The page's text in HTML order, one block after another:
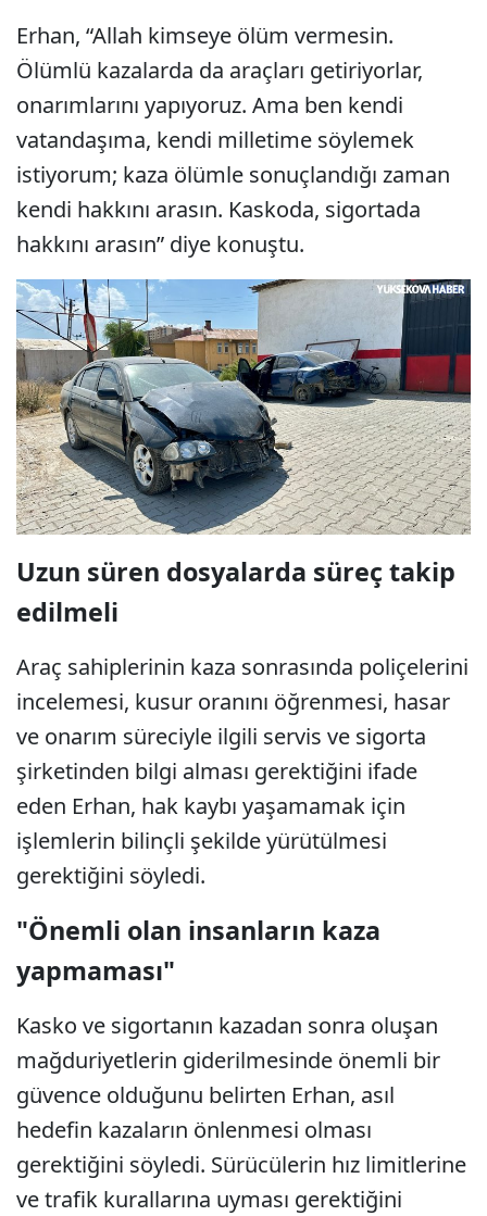
Erhan, “Allah kimseye ölüm vermesin.
Ölümlü kazalarda da araçları getiriyorlar,
onarımlarını yapıyoruz. Ama ben kendi
vatandaşıma, kendi milletime söylemek
istiyorum; kaza ölümle sonuçlandığı zaman
kendi hakkını arasın. Kaskoda, sigortada
hakkını arasın” diye konuştu.
Uzun süren dosyalarda süreç takip
edilmeli
Araç sahiplerinin kaza sonrasında poliçelerini
incelemesi, kusur oranını öğrenmesi, hasar
ve onarım süreciyle ilgili servis ve sigorta
şirketinden bilgi alması gerektiğini ifade
eden Erhan, hak kaybı yaşamamak için
işlemlerin bilinçli şekilde yürütülmesi
gerektiğini söyledi.
"Önemli olan insanların kaza
yapmaması"
Kasko ve sigortanın kazadan sonra oluşan
mağduriyetlerin giderilmesinde önemli bir
güvence olduğunu belirten Erhan, asıl
hedefin kazaların önlenmesi olması
gerektiğini söyledi. Sürücülerin hız limitlerine
ve trafik kurallarına uyması gerektiğini